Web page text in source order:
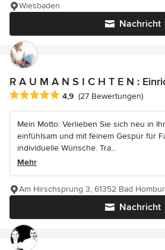
Nachricht
Wiesbaden
R A U M A N S I C H T E N :
Durchschnittliche Bewertung: 4.9 von
4,9 (27 Bewertungen)
Mein Motto: Verlieben Sie sich neu in
einfühlsam und mit feinem Gespür für
individuelle Wünsche. Tra...
Mehr
Nachricht
Am Hirschsprung 3, 61352 Bad